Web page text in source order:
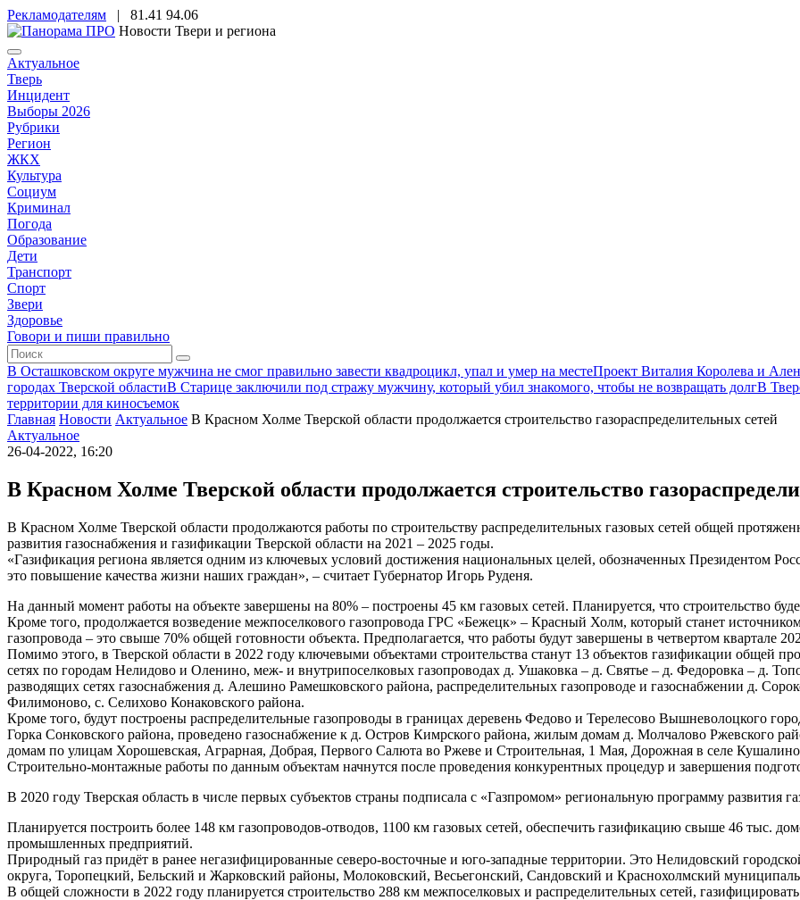
Рекламодателям | 81.41 94.06
Новости Твери и региона
Актуальное
Тверь
Инцидент
Выборы 2026
Рубрики
Регион
ЖКХ
Культура
Социум
Криминал
Погода
Образование
Дети
Транспорт
Спорт
Звери
Здоровье
Говори и пиши правильно
В Осташковском округе мужчина не смог правильно завести квадроцикл, упал и умер на местеПроект Виталия Королева и
городах Тверской областиВ Старице заключили под стражу мужчину, который убил знакомого, чтобы не возвращать долгВ
территории для киносъемок
Главная Новости Актуальное В Красном Холме Тверской области продолжается строительство газораспределительных сетей
Актуальное
26-04-2022, 16:20
В Красном Холме Тверской области продолжается строительство
В Красном Холме Тверской области продолжаются работы по строительству распределительных газовых сетей общей
развития газоснабжения и газификации Тверской области на 2021 – 2025 годы.
«Газификация региона является одним из ключевых условий достижения национальных целей, обозначенных Президентом
это повышение качества жизни наших граждан», – считает Губернатор Игорь Руденя.
На данный момент работы на объекте завершены на 80% – построены 45 км газовых сетей. Планируется, что строительство
Кроме того, продолжается возведение межпоселкового газопровода ГРС «Бежецк» – Красный Холм, который станет
газопровода – это свыше 70% общей готовности объекта. Предполагается, что работы будут завершены в четвертом квартале
Помимо этого, в Тверской области в 2022 году ключевыми объектами строительства станут 13 объектов газификации общей
сетях по городам Нелидово и Оленино, меж- и внутрипоселковых газопроводах д. Ушаковка – д. Святье – д. Федоровка – д.
разводящих сетях газоснабжения д. Алешино Рамешковского района, распределительных газопроводе и газоснабжении д.
Филимоново, с. Селихово Конаковского района.
Кроме того, будут построены распределительные газопроводы в границах деревень Федово и Терелесово Вышневолоцкого
Горка Сонковского района, проведено газоснабжение к д. Остров Кимрского района, жилым домам д. Молчалово Ржевского
домам по улицам Хорошевская, Аграрная, Добрая, Первого Салюта во Ржеве и Строительная, 1 Мая, Дорожная в селе
Строительно-монтажные работы по данным объектам начнутся после проведения конкурентных процедур и завершения
В 2020 году Тверская область в числе первых субъектов страны подписала с «Газпромом» региональную программу развития
Планируется построить более 148 км газопроводов-отводов, 1100 км газовых сетей, обеспечить газификацию свыше 46 тыс.
промышленных предприятий.
Природный газ придёт в ранее негазифицированные северо-восточные и юго-западные территории. Это Нелидовский
округа, Торопецкий, Бельский и Жарковский районы, Молоковский, Весьегонский, Сандовский и Краснохолмский
В общей сложности в 2022 году планируется строительство 288 км межпоселковых и распределительных сетей,